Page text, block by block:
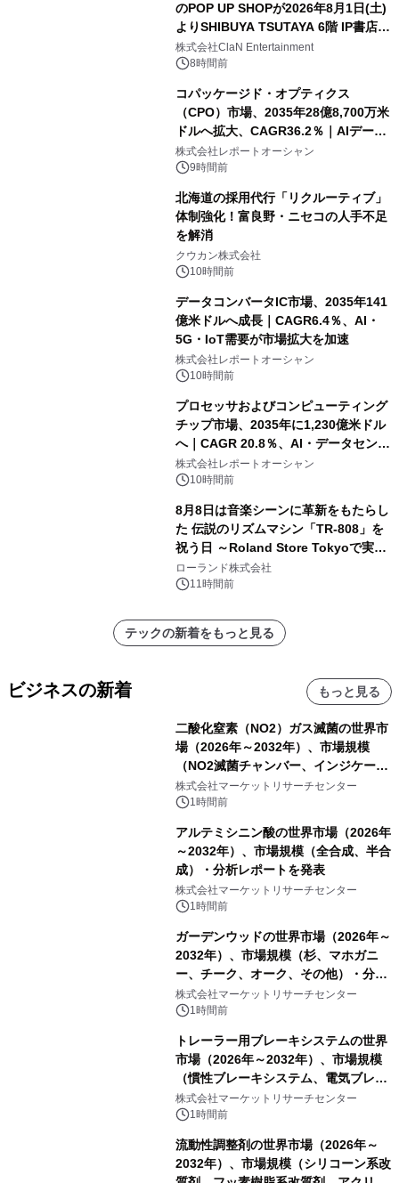
のPOP UP SHOPが2026年8月1日(土)
よりSHIBUYA TSUTAYA 6階 IP書店で
開催決定！！
株式会社ClaN Entertainment
8時間前
コパッケージド・オプティクス
（CPO）市場、2035年28億8,700万米
ドルへ拡大、CAGR36.2％｜AIデータ
センター・高速光通信需要が成長を加
速
株式会社レポートオーシャン
9時間前
北海道の採用代行「リクルーティブ」
体制強化！富良野・ニセコの人手不足
を解消
クウカン株式会社
10時間前
データコンバータIC市場、2035年141
億米ドルへ成長｜CAGR6.4％、AI・
5G・IoT需要が市場拡大を加速
株式会社レポートオーシャン
10時間前
プロセッサおよびコンピューティング
チップ市場、2035年に1,230億米ドル
へ｜CAGR 20.8％、AI・データセンタ
ー需要が成長を牽引
株式会社レポートオーシャン
10時間前
8月8日は音楽シーンに革新をもたらし
た 伝説のリズムマシン「TR-808」を
祝う日 ～Roland Store Tokyoで実機
を展示しての 記念キャンペーンを開
催 英国ラジオ「NTS」の 特別プログ
アーティストを フィーチャーしたアニ
メーションを公開～
ローランド株式会社
11時間前
テックの新着をもっと見る
ビジネスの新着 もっと見る
二酸化窒素（NO2）ガス滅菌の世界市
場（2026年～2032年）、市場規模
（NO2滅菌チャンバー、インジケータ
ーおよびモニタリングシステム、その
他）・分析レポートを発表
株式会社マーケットリサーチセンター
1時間前
アルテミシニン酸の世界市場（2026年
～2032年）、市場規模（全合成、半合
成）・分析レポートを発表
株式会社マーケットリサーチセンター
1時間前
ガーデンウッドの世界市場（2026年～
2032年）、市場規模（杉、マホガニ
ー、チーク、オーク、その他）・分析
レポートを発表
株式会社マーケットリサーチセンター
1時間前
トレーラー用ブレーキシステムの世界
市場（2026年～2032年）、市場規模
（慣性ブレーキシステム、電気ブレー
キシステム、その他）・分析レポート
を発表
株式会社マーケットリサーチセンター
1時間前
流動性調整剤の世界市場（2026年～
2032年）、市場規模（シリコーン系改